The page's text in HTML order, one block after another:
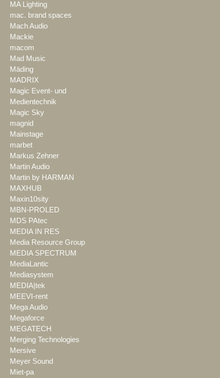
MA Lighting
mac. brand spaces
Mach Audio
Mackie
macom
Mad Music
Mäding
MADRIX
Magic Event- und
Medientechnik
Magic Sky
magnid
Mainstage
marbet
Markus Zehner
Martin Audio
Martin by HARMAN
MAXHUB
Maxin10sity
MBN-PROLED
MDS PAtec
MEDIA IN RES
Media Resource Group
MEDIA SPECTRUM
MediaLantic
Mediasystem
MEDIA|tek
MEEVI-rent
Mega Audio
Megaforce
MEGATECH
Merging Technologies
Mersive
Meyer Sound
Miet-pa